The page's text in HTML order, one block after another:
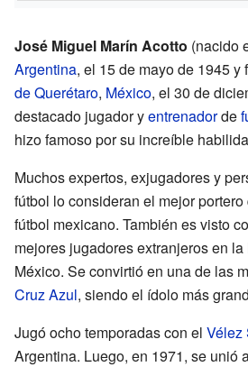
José Miguel Marín Acotto (nacido
Argentina, el 15 de mayo de 1945 y
de Querétaro, México, el 30 de
destacado jugador yentrenadorde
hizo famoso por su increíble
Muchos expertos, exjugadores y
fútbol lo consideran el mejor
fútbol mexicano. También es visto
mejores jugadores extranjeros en
México. Se convirtió en una de las
Cruz Azul, siendo el ídolo más
Jugó ocho temporadas con el Vélez
Argentina. Luego, en 1971, se unió